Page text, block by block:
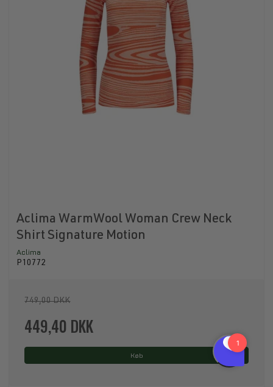
Aclima WarmWool Woman Crew Neck
Shirt Signature Motion
Aclima
P10772
749,00 DKK
449,40 DKK
Køb